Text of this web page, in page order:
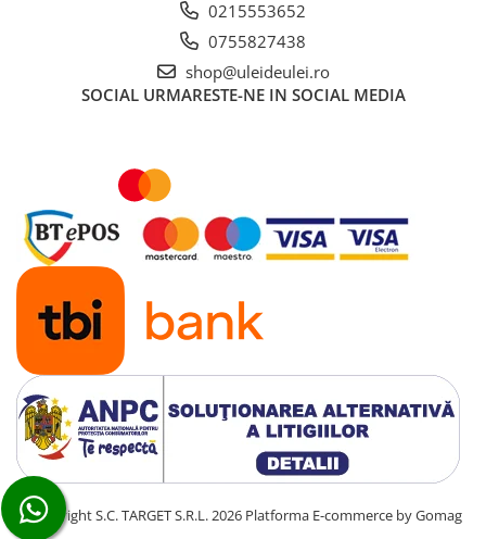
0215553652
0755827438
shop@uleideulei.ro
SOCIAL URMARESTE-NE IN SOCIAL MEDIA
©Copyright S.C. TARGET S.R.L. 2026 Platforma E-commerce by Gomag